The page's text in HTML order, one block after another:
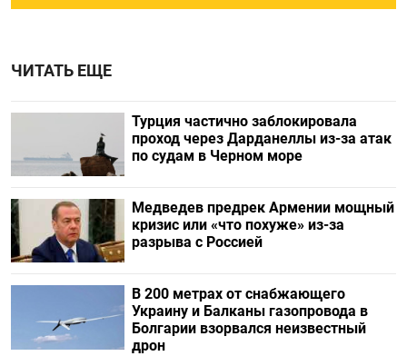
ЧИТАТЬ ЕЩЕ
Турция частично заблокировала
проход через Дарданеллы из-за атак
по судам в Черном море
Медведев предрек Армении мощный
кризис или «что похуже» из-за
разрыва с Россией
В 200 метрах от снабжающего
Украину и Балканы газопровода в
Болгарии взорвался неизвестный
дрон